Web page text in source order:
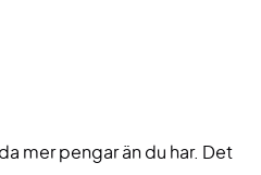
mer pengar än du har. Det